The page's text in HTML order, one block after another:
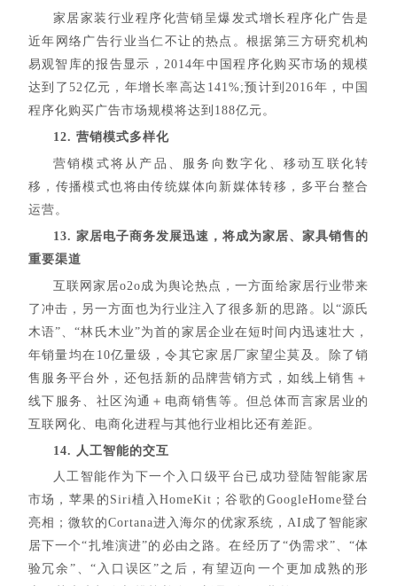
家居家装行业程序化营销呈爆发式增长程序化广告是
近年网络广告行业当仁不让的热点。根据第三方研究机构
易观智库的报告显示，2014年中国程序化购买市场的规模
达到了52亿元，年增长率高达141%;预计到2016年，中国
程序化购买广告市场规模将达到188亿元。
12. 营销模式多样化
营销模式将从产品、服务向数字化、移动互联化转
移，传播模式也将由传统媒体向新媒体转移，多平台整合
运营。
13. 家居电子商务发展迅速，将成为家居、家具销售的
重要渠道
互联网家居o2o成为舆论热点，一方面给家居行业带来
了冲击，另一方面也为行业注入了很多新的思路。以“源氏
木语”、“林氏木业”为首的家居企业在短时间内迅速壮大，
年销量均在10亿量级，令其它家居厂家望尘莫及。除了销
售服务平台外，还包括新的品牌营销方式，如线上销售＋
线下服务、社区沟通＋电商销售等。但总体而言家居业的
互联网化、电商化进程与其他行业相比还有差距。
14. 人工智能的交互
人工智能作为下一个入口级平台已成功登陆智能家居
市场，苹果的Siri植入HomeKit；谷歌的GoogleHome登台
亮相；微软的Cortana进入海尔的优家系统，AI成了智能家
居下一个“扎堆演进”的必由之路。在经历了“伪需求”、“体
验冗余”、“入口误区”之后，有望迈向一个更加成熟的形